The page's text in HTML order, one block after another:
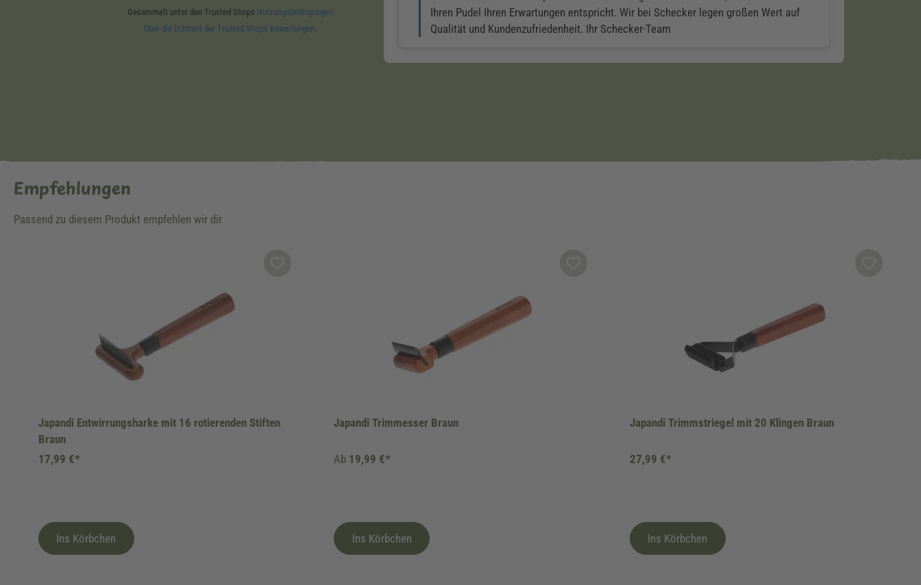
Empfehlungen
Passend zu diesem Produkt empfehlen wir dir
Japandi Entwirrungsharke mit 16 rotierenden Stiften
Braun
17,99 €*
Ins Körbchen
Japandi Trimmesser Braun
Ab 19,99 €*
Ins Körbchen
Japandi Trimmstriegel mit 20 Klingen Braun
27,99 €*
Ins Körbchen